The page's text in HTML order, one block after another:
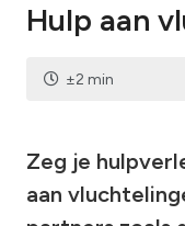
Hulp aan
±2 min
Zeg je
aan